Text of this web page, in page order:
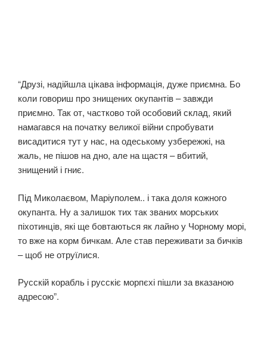
“Друзі, надійшла цікава інформація, дуже приємна. Бо
коли говориш про знищених окупантів – завжди
приємно. Так от, частково той особовий склад, який
намагався на початку великої війни спробувати
висадитися тут у нас, на одеському узбережжі, на
жаль, не пішов на дно, але на щастя – вбитий,
знищений і гниє.
Під Миколаєвом, Маріуполем.. і така доля кожного
окупанта. Ну а залишок тих так званих морських
піхотинців, які ще бовтаються як лайно у Чорному морі,
то вже на корм бичкам. Але став переживати за бичків
– щоб не отруїлися.
Русскій корабль і русскіє морпєхі пішли за вказаною
адресою”.